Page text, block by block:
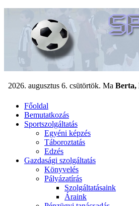
Főoldal
Bemutatkozás
Sportszolgáltatás
Egyéni képzés
Táboroztatás
Edzés
Gazdasági szolgáltatás
Könyvelés
Pályázatírás
Szolgáltatásaink
Áraink